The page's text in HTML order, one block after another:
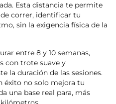
Esta distancia te permite
correr, identificar tu
sin la exigencia física de la
entre 8 y 10 semanas,
con trote suave y
la duración de las sesiones.
éxito no solo mejora tu
una base real para, más